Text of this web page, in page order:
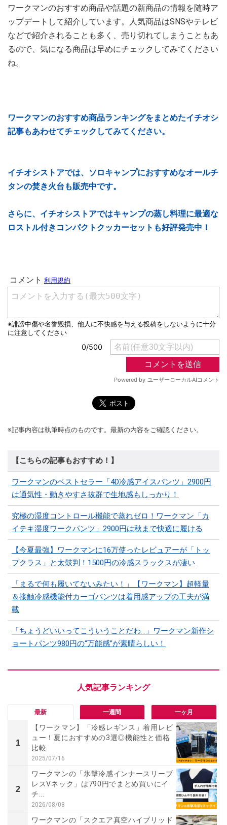
ワークマンのおすすめ商品や話題の新商品の情報を随時ア
ップデートして紹介しています。人気商品はSNSやテレビ
などで紹介されることも多く、売り切れてしまうこともあ
るので、気になる商品は早めにチェックしてみてください
ね。
ワークマンのおすすめ商品ランキングをまとめたイチオシ
記事もあわせてチェックしてみてください。
イチオシストアでは、ソロキャンプにおすすめなオールチ
タンの焚き火台も販売中です。
さらに、イチオシストアではキャンプの蒸し料理に最適な
ロストル付きコンパクトクッカーセットも好評発売中！
※記事内容は執筆時点のものです。最新の内容をご確認ください。
【こちらの記事もおすすめ！】
ワークマンのベストセラー「4D冷感アイスパンツ」2900円
は通気性・動きやすさ抜群で生地感もしっかり！
究極の湿度コントロール機能で蒸れゼロ！ワークマン「カ
イテキ湿度ワークパンツ」2900円は秋まで快適に履ける
【今夏最強】ワークマンに16万使ったレビュアーが「トッ
プクラス」と太鼓判！1500円の冷感スラックスが凄い
「まるで何も履いてないみたい！」【ワークマン】超軽量
＆接触冷感機能付カーゴパンツは着用感アップの工夫が満
載
「ちょうどいいってこういうことだわ...」ワークマン新作シ
ョートパンツ980円の“万能感”が素晴らしい！
最新 一週間 一ヶ月
1
【ワークマン】「冷感レギンス」着用レビ
ュー！夏におすすめの3選◎機能性と価格
比較
2025/07/16
2
ワークマンの「氷撃冷感インナースリーブ
レスVネック」は790円でまとめ買いにイ
チ...
2026/08/08
ワークマンの「スクエア真空ハイブリッド